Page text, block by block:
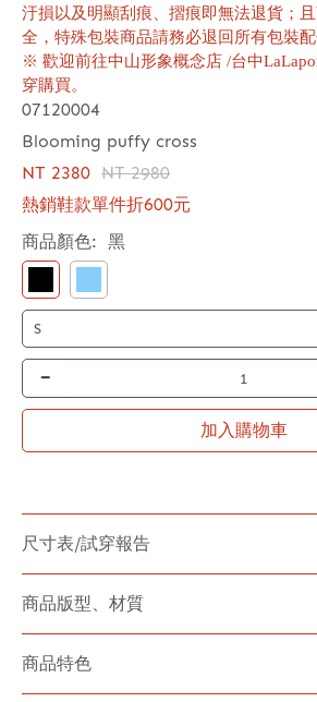
汙損以及明顯刮痕、摺痕即無法退貨；
全，特殊包裝商品請務必退回所有包裝配
※ 歡迎前往中山形象概念店 /台中
穿購買。
07120004
Blooming puffy cross
NT 2380 NT 2980
熱銷鞋款單件折600元
商品顏色: 黑
-
加入購物車
尺寸表/試穿報告
商品版型、材質
商品特色